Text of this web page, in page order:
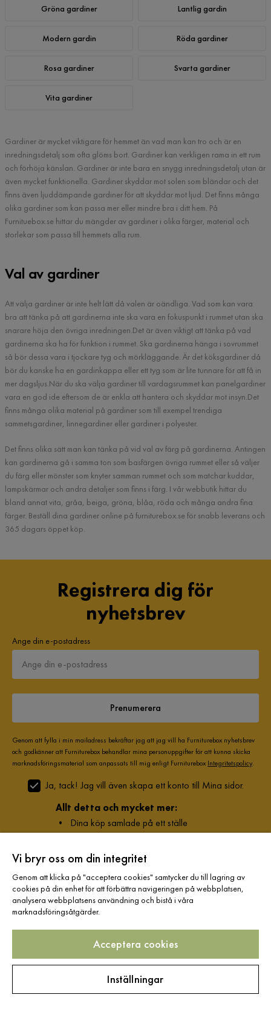
Gröna gardiner Lantlig gardin
Modern gardin Röda gardiner
Rosa gardiner Svarta gardiner
Vita gardiner
Gardiner är mycket viktigare för hemmet än vad man kan tro och är en
inredningsdetalj som ofta glöms bort. Gardiner kan verkligen rama in ett rum
och förhöja känslan. Gardiner är inte bara en snygg inredningsdetalj utan är
även mycket funktionella. Gardiner skyddar mot solen som bländar och det
finns även ljuddämpande gardiner för att skyddar mot ljud. Det finns många
olika gardiner som kan passa mer eller mindre bra i ditt hem. På
Furnituebox.se hittar du mängder av gardiner i olika färger, material och
storlekar som passa till hemmets alla rum.
Val av gardiner
Att välja gardiner är inte helt lätt då valen är oändliga. Vad som kan vara
bra att tänka på att gardinerna inte ska vara en fokuspunkt i rummet utan ska
snarare höja den övriga inredningen.Det är även viktigt att tänka på vad
gardinerna ska ha för funktion i rummet. Ska gardinerna hänga i sovrummet
så bör dessa vara i tjockare tyg och mörkläggande. Är det köksgardiner då
bör du kanske ha en gardinkappa eller ett tyg som är lite tunnare för att få in
mer dagsljus.När du ska välja gardiner till vardagsrummet kan panelgardiner
vara en god ide eftersom de är enkla att hantera och skyddar mot insyn.Det
finns många olika material på gardiner som till exempel trendiga
sammetsgardiner, linnegardiner eller gardiner i polyester.
Det finns olika sätt man kan tänka på vid val av färg på gardinerna. Antingen
kan gardinerna gå i samma ton som basfärgen övriga rummet eller så väljer
du färg eller mönster som knyter samman rummet och som matchar kuddar,
lampskärmar och andra detaljer som finns i färg. I vår webbutik hittar du
bland annat vita, gråa, beiga, gröna, blåa, röda och många andra fina
färger. Beställ dina gardiner online på furniturebox.se för snabb leverans och
365 dagars öppet köp.
Registrera dig för
nyhetsbrev
Ange din e-postadress
Prenumerera
Genom att fylla i min mailadress bekräftar jag att jag vill ha Furniturebox nyhetsbrev
och godkänner att Furniturebox behandlar mina personuppgifter för att kunna skicka
marknadsföringsmaterial som anpassats till mig enligt Furniturebox Integritetspolicy.
Ja, tack! Jag vill även skapa ett konto till Mina sidor.
Allt detta och mycket mer:
• Dina köp samlade på ett ställe
Kostnadsfritt och helt digitalt
Hjälp & kontakt
Varumärken
Vi bryr oss om din integritet
Genom att klicka på "acceptera cookies" samtycker du till lagring av
cookies på din enhet för att förbättra navigeringen på webbplatsen,
analysera webbplatsens användning och bistå i våra
marknadsföringsåtgärder.
Acceptera cookies
Inställningar